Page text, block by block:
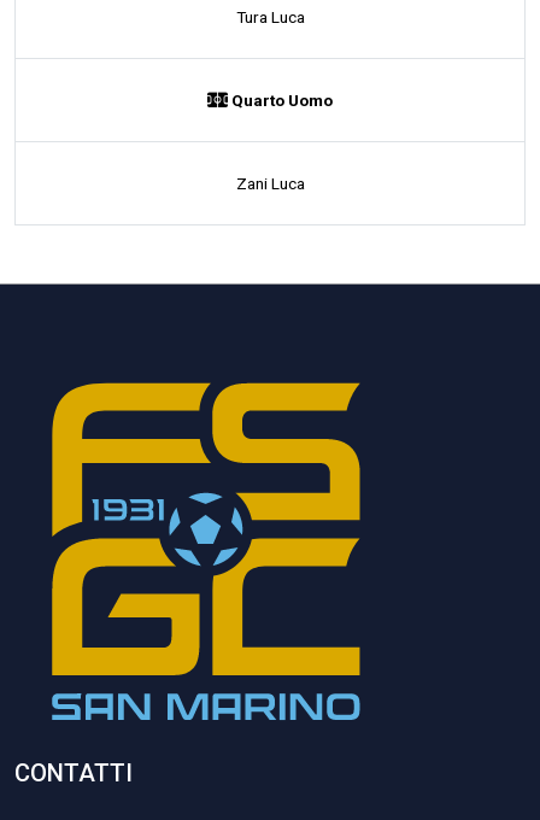
Tura Luca
Quarto Uomo
Zani Luca
CONTATTI